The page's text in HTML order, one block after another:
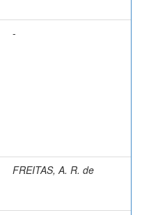
-
FREITAS, A. R. de